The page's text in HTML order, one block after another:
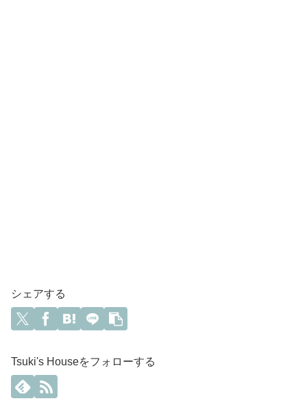
シェアする
Tsuki's Houseをフォローする